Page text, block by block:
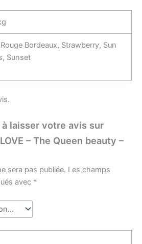
Bordeaux, Strawberry, Sun
Sunset
laisser votre avis sur
– The Queen beauty –
sera pas publiée. Les champs
avec *